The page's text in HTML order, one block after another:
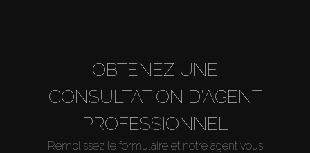
OBTENEZ UNE
CONSULTATION D'AGENT
PROFESSIONNEL
Remplissez le formulaire et notre agent vous